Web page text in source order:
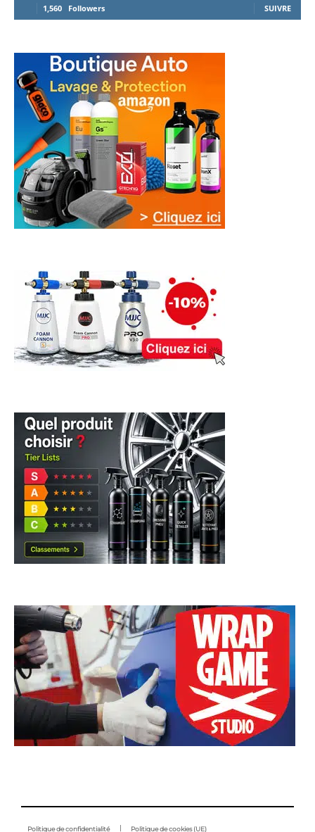
1,560 Followers SUIVRE
Politique de confidentialité Politique de cookies (UE)